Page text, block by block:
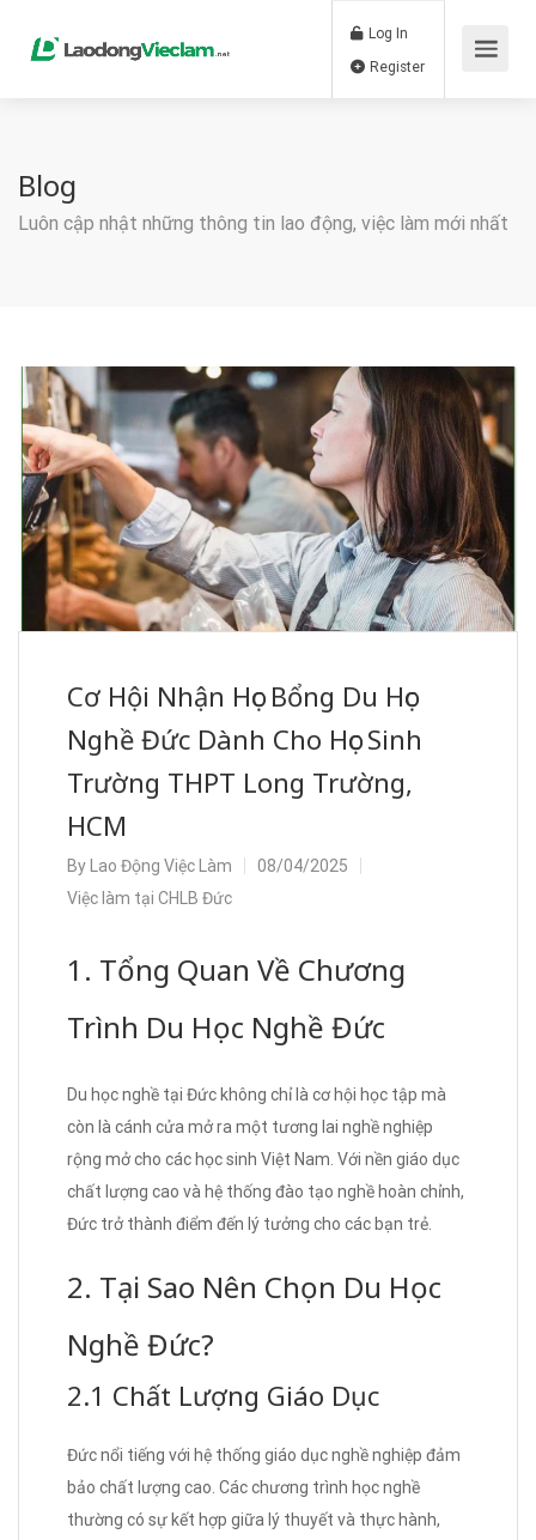
Log In
Blog
Luôn cập nhật những thông tin lao động, việc làm mới nhất
Cơ Hội Nhận Học Bổng Du Học
Nghề Đức Dành Cho Học Sinh
Trường THPT Long Trường,
HCM
By Lao Động Việc Làm
08/04/2025
Việc làm tại CHLB Đức
1. Tổng Quan Về Chương
Trình Du Học Nghề Đức
Du học nghề tại Đức không chỉ là cơ hội học tập mà
còn là cánh cửa mở ra một tương lai nghề nghiệp
rộng mở cho các học sinh Việt Nam. Với nền giáo dục
chất lượng cao và hệ thống đào tạo nghề hoàn chỉnh,
Đức trở thành điểm đến lý tưởng cho các bạn trẻ.
2. Tại Sao Nên Chọn Du Học
Nghề Đức?
2.1 Chất Lượng Giáo Dục
Đức nổi tiếng với hệ thống giáo dục nghề nghiệp đảm
bảo chất lượng cao. Các chương trình học nghề
thường có sự kết hợp giữa lý thuyết và thực hành,